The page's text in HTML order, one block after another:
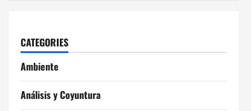
CATEGORIES
Ambiente
Análisis y Coyuntura